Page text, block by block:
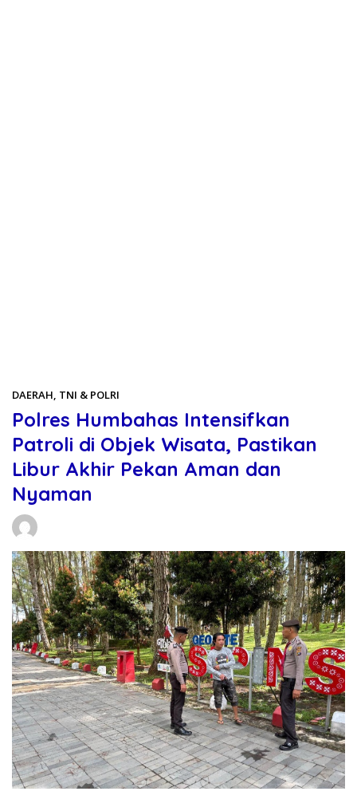
DAERAH, TNI & POLRI
Polres Humbahas Intensifkan
Patroli di Objek Wisata, Pastikan
Libur Akhir Pekan Aman dan
Nyaman